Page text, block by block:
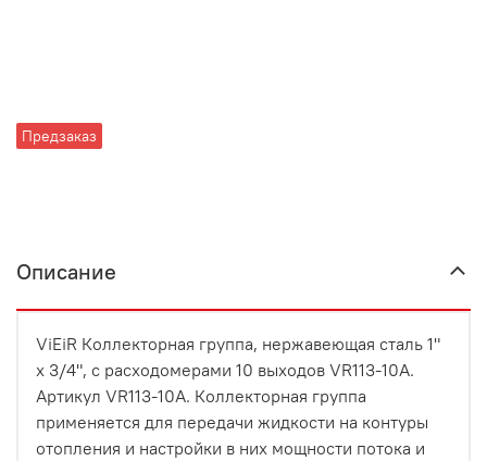
Предзаказ
Описание
ViEiR Коллекторная группа, нержавеющая сталь 1"
х 3/4", с расходомерами 10 выходов VR113-10A.
Артикул VR113-10A. Коллекторная группа
применяется для передачи жидкости на контуры
отопления и настройки в них мощности потока и